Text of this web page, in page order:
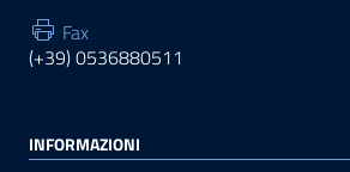
Fax
(+39) 0536880511
INFORMAZIONI